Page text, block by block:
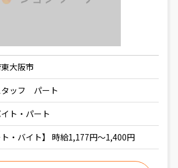
大阪市
タッフ パート
ト・パート
ト・バイト】 時給1,177円〜1,400円